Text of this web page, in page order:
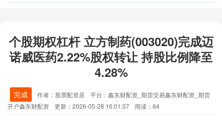
个股期权杠杆 立方制药(003020)完成迈
诺威医药2.22%股权转让 持股比例降至
4.28%
完成 作者：股票配资居
平台：鑫东财配资_期货交易鑫东财配资_期货
开户鑫东财配资
更新：2026-05-28 16:01:37 阅读：64